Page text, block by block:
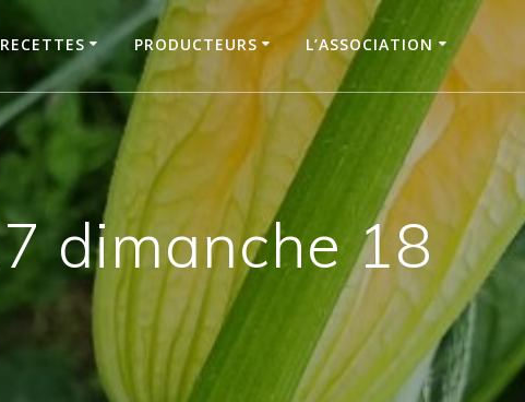
RECETTES PRODUCTEURS L’ASSOCIATION
dimanche 18